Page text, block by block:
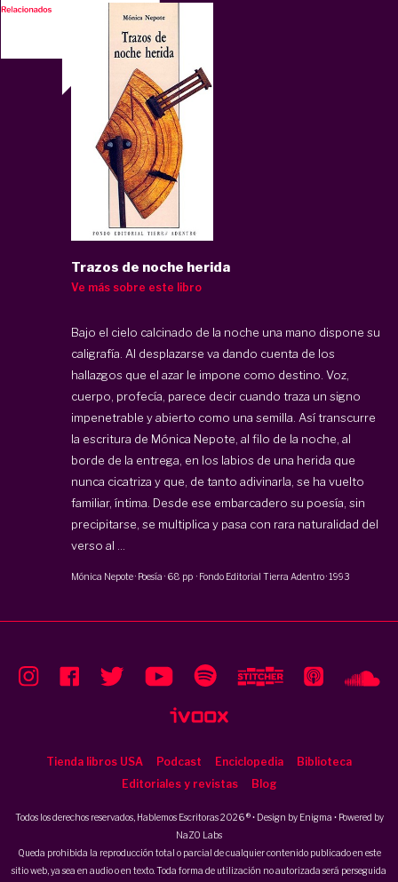
Trazos de noche herida
Ve más sobre este libro
Bajo el cielo calcinado de la noche una mano dispone su
caligrafía. Al desplazarse va dando cuenta de los
hallazgos que el azar le impone como destino. Voz,
cuerpo, profecía, parece decir cuando traza un signo
impenetrable y abierto como una semilla. Así transcurre
la escritura de Mónica Nepote, al filo de la noche, al
borde de la entrega, en los labios de una herida que
nunca cicatriza y que, de tanto adivinarla, se ha vuelto
familiar, íntima. Desde ese embarcadero su poesía, sin
precipitarse, se multiplica y pasa con rara naturalidad del
verso al ...
Mónica Nepote· Poesía · 68 pp · Fondo Editorial Tierra Adentro·1993
Tienda libros USA Podcast Enciclopedia
Biblioteca
Editoriales y revistas
Blog
Todos los derechos reservados, Hablemos Escritoras 2026 ® • Design by Enigma • Powered by
NaZO Labs
Queda prohibida la reproducción total o parcial de cualquier contenido publicado en este
sitio web, ya sea en audio o en texto. Toda forma de utilización no autorizada será perseguida